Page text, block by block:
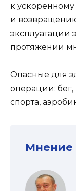
к ускоренному
и
эксплуатации
протяжении
Опасные для
операции:
спорта,
Мнение